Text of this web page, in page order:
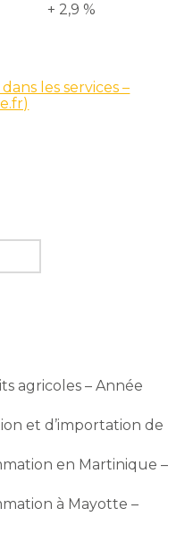
+ 2,9 %
les services –
agricoles – Année
et d’importation de
en Martinique –
à Mayotte –